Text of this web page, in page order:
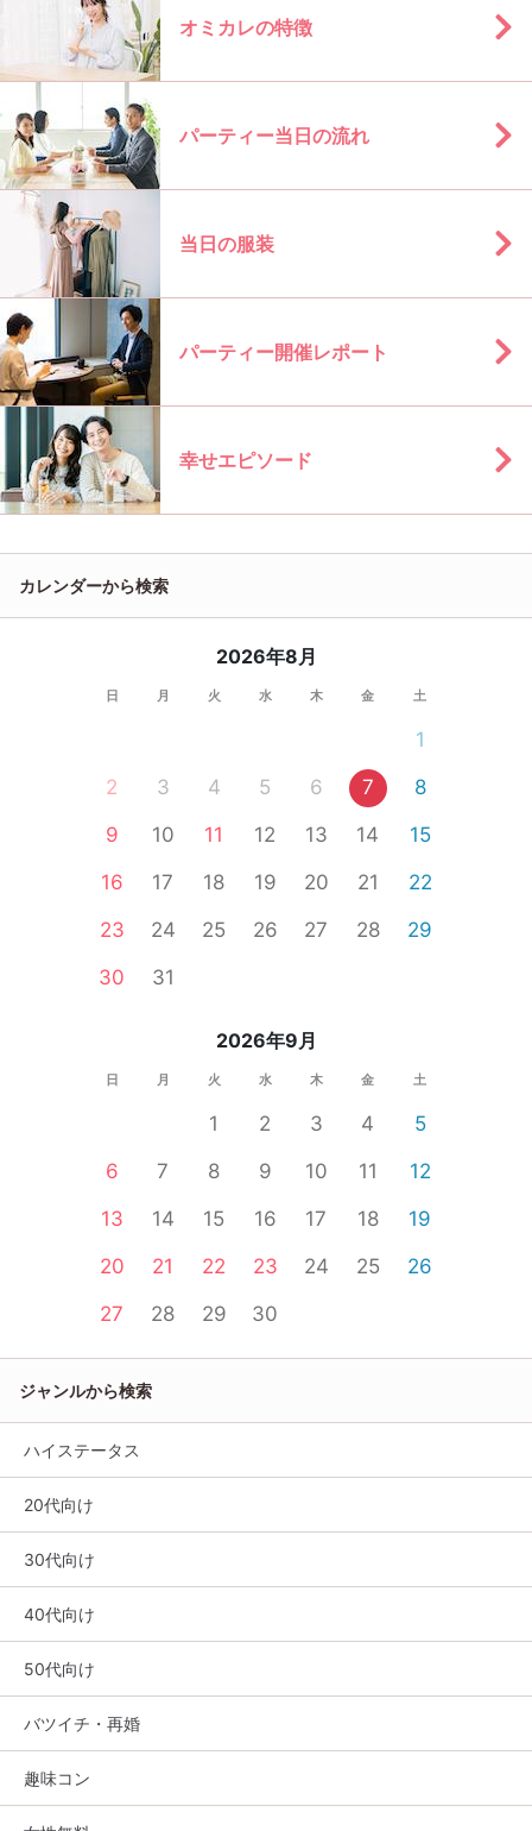
オミカレの特徴
パーティー当日の流れ
当日の服装
パーティー開催レポート
幸せエピソード
カレンダーから検索
2026年8月
日 月 火 水 木 金 土
1
2
3 4 5 6 7
8
9
10 11 12 13 14
15
16
17 18 19 20 21
22
23
24 25 26 27 28
29
30
31
2026年9月
日 月 火 水 木 金 土
1 2 3 4
5
6
7 8 9 10 11
12
13
14 15 16 17 18
19
20
21 22 23 24 25
26
27
28 29 30
ジャンルから検索
ハイステータス
20代向け
30代向け
40代向け
50代向け
バツイチ・再婚
趣味コン